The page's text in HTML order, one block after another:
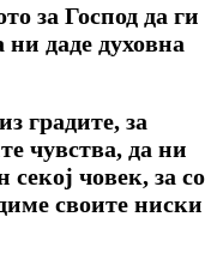
за Господ да ги
даде духовна
градите, за
чувства, да ни
човек, за co
своите ниски